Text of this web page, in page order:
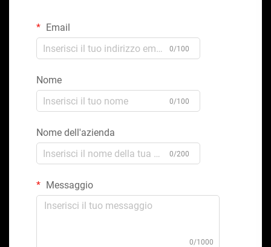
Email
0/100
Nome
0/100
Nome dell'azienda
0/200
Messaggio
0/1000